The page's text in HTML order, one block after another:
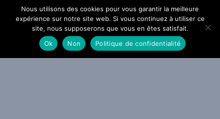
Nous utilisons des cookies pour vous garantir la meilleure
expérience sur notre site web. Si vous continuez à utiliser ce
site, nous supposerons que vous en êtes satisfait.
Ok
Non Politique de confidentialité